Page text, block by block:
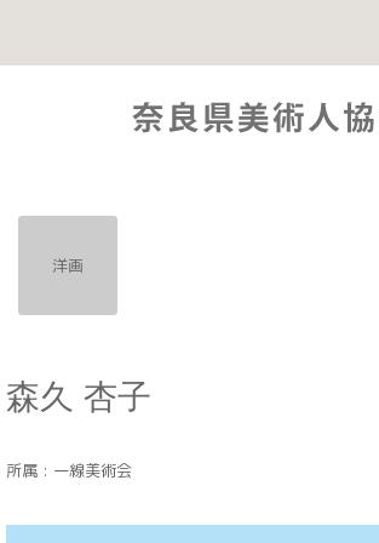
洋画
森久 杏子
所属 : 一線美術会